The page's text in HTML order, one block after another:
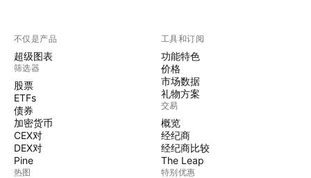
不仅是产品
超级图表
筛选器
股票
ETFs
债券
加密货币
CEX对
DEX对
Pine
热图
工具和订阅
功能特色
价格
市场数据
礼物方案
交易
概览
经纪商
经纪商比较
The Leap
特别优惠